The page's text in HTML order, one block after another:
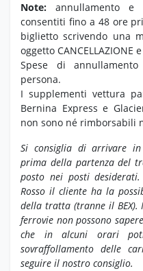
Note: annullamento e
consentiti fino a 48 ore
biglietto scrivendo una
oggetto CANCELLAZIONE
Spese di
persona.
I supplementi vettura
Bernina Express e
non sono né rimborsabili
Si consiglia di arrivare
prima della partenza del
posto nei posti desiderati.
Rosso il cliente ha la
della tratta (tranne il BEX).
ferrovie non possono
che in alcuni orari
sovraffollamento delle
seguire il nostro consiglio.